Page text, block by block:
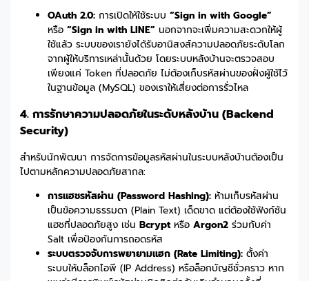
OAuth 2.0: การเปิดให้ใช้ระบบ“Sign in with Google”
หรือ“Sign in with LINE” นอกจากจะเพิ่มความสะดวกให้ผู้
ใช้แล้ว ระบบของเรายังได้รับอานิสงส์ความปลอดภัยระดับโลก
จากผู้ให้บริการเหล่านั้นด้วย โดยระบบหลังบ้านจะตรวจสอบ
เพียงแค่ Token ที่ปลอดภัย ไม่ต้องเก็บรหัสผ่านของฝั่งผู้ใช้ไว้
ในฐานข้อมูล (MySQL) ของเราให้เสี่ยงต่อการรั่วไหล
4. การรักษาความปลอดภัยในระดับหลังบ้าน (Backend
Security)
สำหรับนักพัฒนา การจัดการข้อมูลรหัสผ่านในระบบหลังบ้านต้องเป็น
ไปตามหลักความปลอดภัยสากล:
การแฮชรหัสผ่าน (Password Hashing): ห้ามเก็บรหัสผ่าน
เป็นข้อความธรรมดา (Plain Text) เด็ดขาด แต่ต้องใช้ฟังก์ชัน
แฮชที่ปลอดภัยสูง เช่นBcryptหรือArgon2 ร่วมกับค่า
Salt เพื่อป้องกันการถอดรหัส
ระบบตรวจจับการพยายามแฮก (Rate Limiting): ตั้งค่า
ระบบให้บล็อกไอพี (IP Address) หรือล็อกบัญชีชั่วคราว หาก